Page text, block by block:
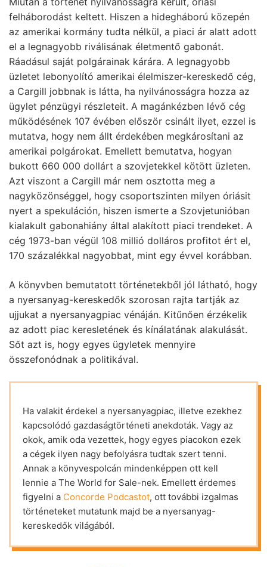
felháborodást keltett. Hiszen a hidegháború közepén
az amerikai kormány tudta nélkül, a piaci ár alatt adott
el a legnagyobb riválisának életmentő gabonát.
Ráadásul saját polgárainak kárára. A legnagyobb
üzletet lebonyolító amerikai élelmiszer-kereskedő cég,
a Cargill jobbnak is látta, ha nyilvánosságra hozza az
ügylet pénzügyi részleteit. A magánkézben lévő cég
működésének 107 évében először csinált ilyet, ezzel is
mutatva, hogy nem állt érdekében megkárosítani az
amerikai polgárokat. Emellett bemutatva, hogyan
bukott 660 000 dollárt a szovjetekkel kötött üzleten.
Azt viszont a Cargill már nem osztotta meg a
nagyközönséggel, hogy csoportszinten milyen óriásit
nyert a spekuláción, hiszen ismerte a Szovjetunióban
kialakult gabonahiány által alakított piaci trendeket. A
cég 1973-ban végül 108 millió dolláros profitot ért el,
170 százalékkal nagyobbat, mint egy évvel korábban.
A könyvben bemutatott történetekből jól látható, hogy
a nyersanyag-kereskedők szorosan rajta tartják az
ujjukat a nyersanyagpiac vénáján. Kitűnően érzékelik
az adott piac keresletének és kínálatának alakulását.
Sőt azt is, hogy egyes ügyletek mennyire
összefonódnak a politikával.
Ha valakit érdekel a nyersanyagpiac, illetve ezekhez
kapcsolódó gazdaságtörténeti anekdoták. Vagy az
okok, amik oda vezettek, hogy egyes piacokon ezek
a cégek ilyen nagy befolyásra tudtak szert tenni.
Annak a könyvespolcán mindenképpen ott kell
lennie a The World for Sale-nek. Emellett érdemes
figyelni a Concorde Podcastot, ott további izgalmas
történeteket mutatunk majd be a nyersanyag-
kereskedők világából.